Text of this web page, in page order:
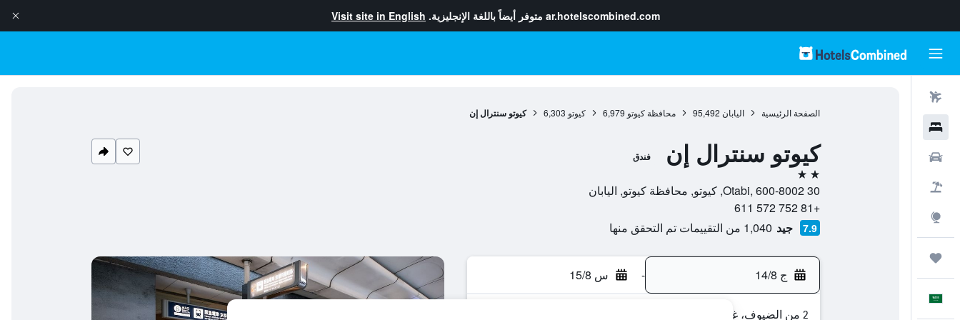
ar.hotelscombined.com متوفر أيضاً باللغة الإنجليزية. Visit site in English
الصفحة الرئيسية اليابان 95,492 محافظة كيوتو 6,979 كيوتو 6,303 كيوتو سنترال إن
كيوتو سنترال إن فندق
2 نجمتين
30 Otabi, 600-8002, كيوتو, محافظة كيوتو, اليابان
+81 752 572 611
7.9 جيد 1,040 من التقييمات تم التحقق منها
ج 14/8 - س 15/8
2 من الضيوف، غرفة واحدة